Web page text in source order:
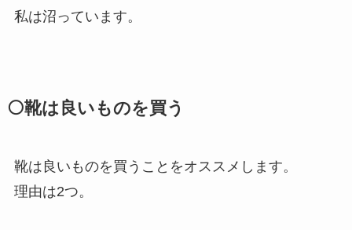
私は沼っています。
⚪靴は良いものを買う
靴は良いものを買うことをオススメします。
理由は2つ。